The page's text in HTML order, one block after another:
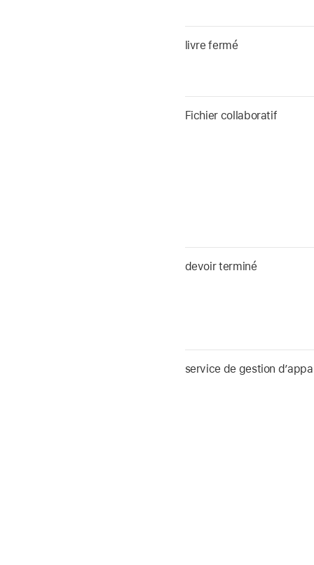
livre fermé
Fichier collaboratif
devoir terminé
service de gestion